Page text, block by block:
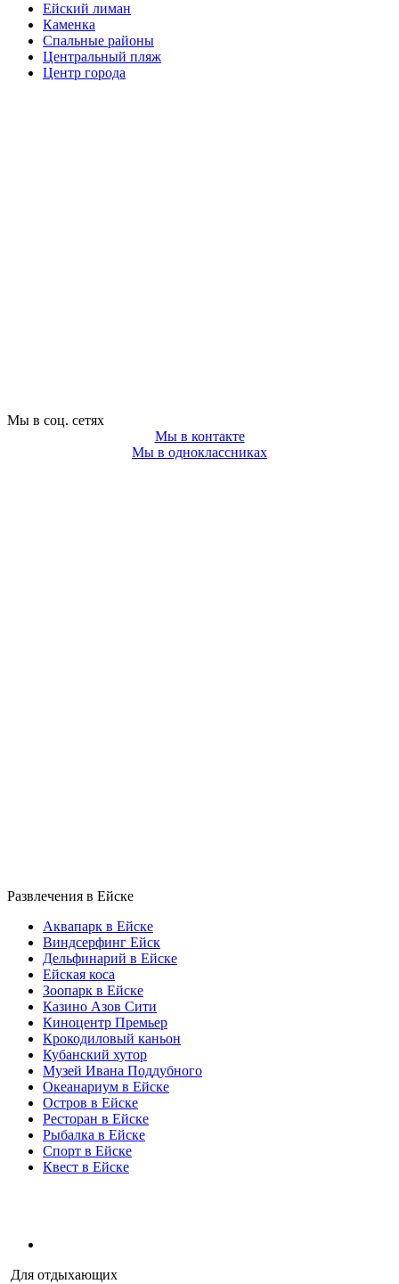
Ейский лиман
Каменка
Спальные районы
Центральный пляж
Центр города
Мы в соц. сетях
Мы в контакте
Мы в одноклассниках
Развлечения в Ейске
Аквапарк в Ейске
Виндсерфинг Ейск
Дельфинарий в Ейске
Ейская коса
Зоопарк в Ейске
Казино Азов Сити
Киноцентр Премьер
Крокодиловый каньон
Кубанский хутор
Музей Ивана Поддубного
Океанариум в Ейске
Остров в Ейске
Ресторан в Ейске
Рыбалка в Ейске
Спорт в Ейске
Квест в Ейске
Для отдыхающих